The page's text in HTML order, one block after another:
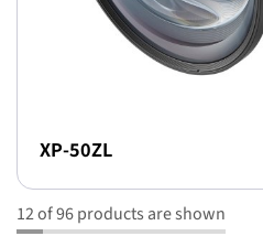
XP-50ZL
12 of 96 products are shown